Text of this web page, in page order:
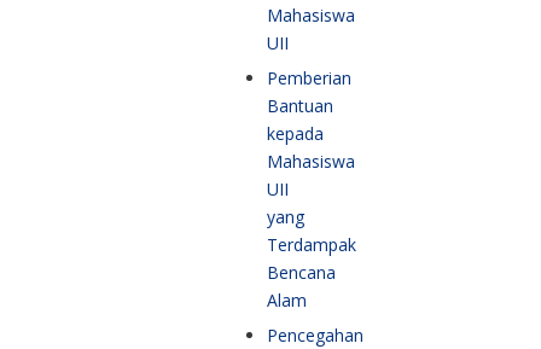
Mahasiswa
UII
Pemberian
Bantuan
kepada
Mahasiswa
UII
yang
Terdampak
Bencana
Alam
Pencegahan